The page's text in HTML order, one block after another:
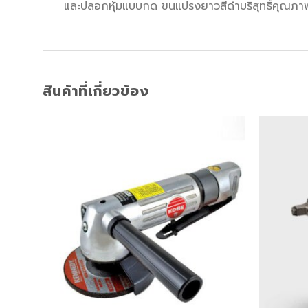
และปลอกหุ้มแบบกด ขนแปรงยาวสีดำบริสุทธิ์คุณภ
สินค้าที่เกี่ยวข้อง